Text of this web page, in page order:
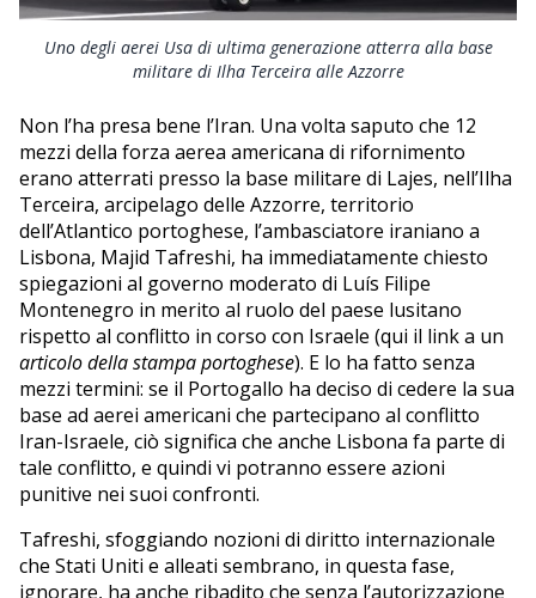
Uno degli aerei Usa di ultima generazione atterra alla base
militare di Ilha Terceira alle Azzorre
Non l’ha presa bene l’Iran. Una volta saputo che 12
mezzi della forza aerea americana di rifornimento
erano atterrati presso la base militare di Lajes, nell’Ilha
Terceira, arcipelago delle Azzorre, territorio
dell’Atlantico portoghese, l’ambasciatore iraniano a
Lisbona, Majid Tafreshi, ha immediatamente chiesto
spiegazioni al governo moderato di Luís Filipe
Montenegro in merito al ruolo del paese lusitano
rispetto al conflitto in corso con Israele (qui il link a un
articolo della stampa portoghese). E lo ha fatto senza
mezzi termini: se il Portogallo ha deciso di cedere la sua
base ad aerei americani che partecipano al conflitto
Iran-Israele, ciò significa che anche Lisbona fa parte di
tale conflitto, e quindi vi potranno essere azioni
punitive nei suoi confronti.
Tafreshi, sfoggiando nozioni di diritto internazionale
che Stati Uniti e alleati sembrano, in questa fase,
ignorare, ha anche ribadito che senza l’autorizzazione